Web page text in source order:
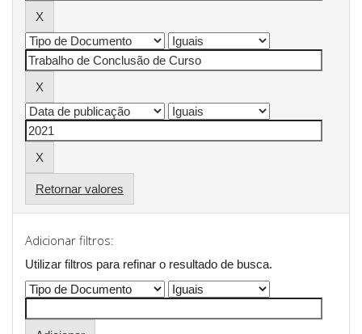
Retornar valores
Adicionar filtros:
Utilizar filtros para refinar o resultado de busca.